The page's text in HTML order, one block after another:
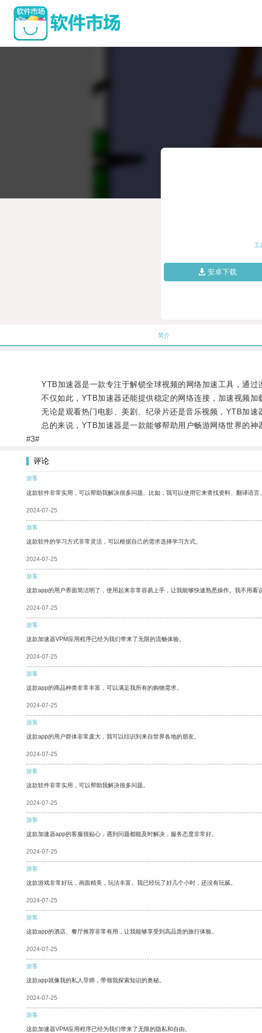
工
安卓下载
简介
YTB加速器是一款专注于解锁全球视频的网络加速工具，通过
不仅如此，YTB加速器还能提供稳定的网络连接，加速视频加
无论是观看热门电影、美剧、纪录片还是音乐视频，YTB加速
总的来说，YTB加速器是一款能够帮助用户畅游网络世界的神
#3#
评论
游客
这款软件非常实用，可以帮助我解决很多问题。比如，我可以使用它来查找资料、翻译语言
2024-07-25
游客
这款软件的学习方式非常灵活，可以根据自己的需求选择学习方式。
2024-07-25
游客
这款app的用户界面简洁明了，使用起来非常容易上手，让我能够快速熟悉操作。我不用看
2024-07-25
游客
这款加速器VPM应用程序已经为我们带来了无限的流畅体验。
2024-07-25
游客
这款app的商品种类非常丰富，可以满足我所有的购物需求。
2024-07-25
游客
这款app的用户群体非常庞大，我可以结识到来自世界各地的朋友。
2024-07-25
游客
这款软件非常实用，可以帮助我解决很多问题。
2024-07-25
游客
这款加速器app的客服很贴心，遇到问题都能及时解决，服务态度非常好。
2024-07-25
游客
这款游戏非常好玩，画面精美，玩法丰富。我已经玩了好几个小时，还没有玩腻。
2024-07-25
游客
这款app的酒店、餐厅推荐非常有用，让我能够享受到高品质的旅行体验。
2024-07-25
游客
这款app就像我的私人导师，带领我探索知识的奥秘。
2024-07-25
游客
这款加速器VPM应用程序已经为我们带来了无限的隐私和自由。